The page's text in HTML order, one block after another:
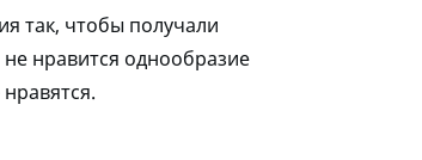
так, чтобы получали
нравится однообразие